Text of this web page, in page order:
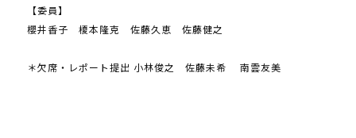
【委員】
櫻井香子 榎本隆克 佐藤久恵 佐藤健之
＊欠席・レポート提出 小林俊之 佐藤未希 南雲友美